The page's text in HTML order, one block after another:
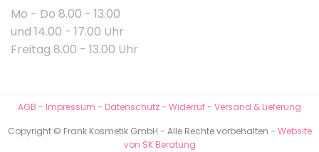
Mo - Do 8.00 - 13.00
und 14.00 - 17.00 Uhr
Freitag 8.00 - 13.00 Uhr
AGB - Impressum - Datenschutz- Widerruf- Versand & Lieferung
Copyright © Frank Kosmetik GmbH - Alle Rechte vorbehalten - Website
von SK Beratung